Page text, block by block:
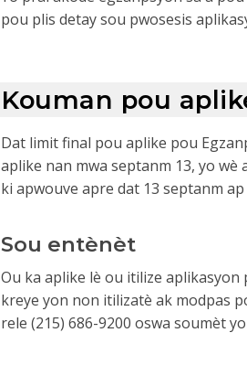
pou plis detay sou pwosesis
Kouman pou
Dat limit final pou aplike pou
aplike nan mwa septanm 13, yo
ki apwouve apre dat 13 septanm
Sou entènèt
Ou ka aplike lè ou itilize
kreye yon non itilizatè ak modpas
rele (215) 686-9200 oswa soumèt